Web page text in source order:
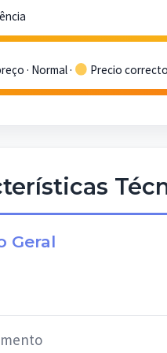
· Normal · Precio correcto
Geral